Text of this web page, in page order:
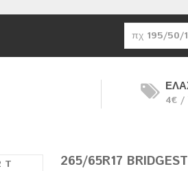
4€ /
265/65R17